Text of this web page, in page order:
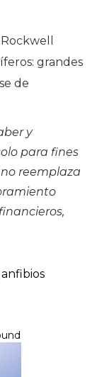
grandes
de
y
para fines
reemplaza